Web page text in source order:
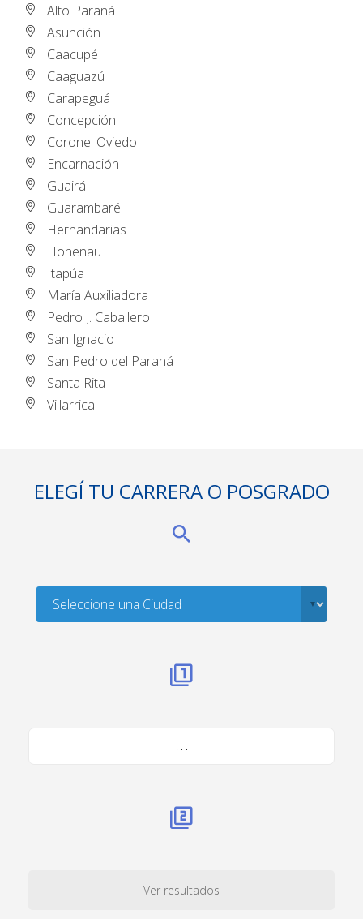
Alto Paraná
Asunción
Caacupé
Caaguazú
Carapeguá
Concepción
Coronel Oviedo
Encarnación
Guairá
Guarambaré
Hernandarias
Hohenau
Itapúa
María Auxiliadora
Pedro J. Caballero
San Ignacio
San Pedro del Paraná
Santa Rita
Villarrica
ELEGÍ TU CARRERA O POSGRADO
. . .
Ver resultados